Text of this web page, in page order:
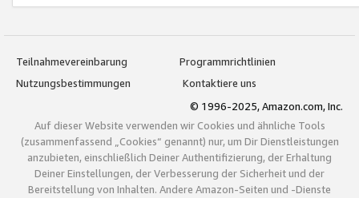
Teilnahmevereinbarung
Programmrichtlinien
Nutzungsbestimmungen
Kontaktiere uns
© 1996-2025, Amazon.com, Inc.
Auf dieser Website verwenden wir Cookies und ähnliche Tools
(zusammenfassend „Cookies“ genannt) nur, um Dir Dienstleistungen
anzubieten, einschließlich Deiner Authentifizierung, der Erhaltung
Deiner Einstellungen, der Verbesserung der Sicherheit und der
Bereitstellung von Inhalten. Andere Amazon-Seiten und -Dienste